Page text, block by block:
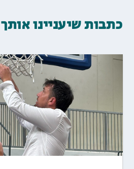
כתבות שיעניינו אותך